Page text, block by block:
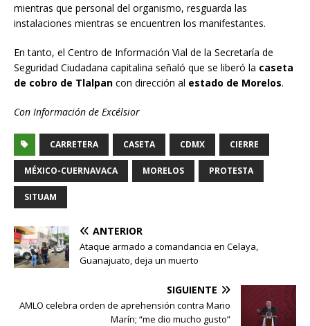
mientras que personal del organismo, resguarda las
instalaciones mientras se encuentren los manifestantes.
En tanto, el Centro de Información Vial de la Secretaría de
Seguridad Ciudadana capitalina señaló que se liberó la caseta
de cobro de Tlalpan con dirección al estado de Morelos.
Con Información de Excélsior
CARRETERA CASETA CDMX CIERRE
MÉXICO-CUERNAVACA MORELOS PROTESTA
SITUAM
ANTERIOR
Ataque armado a comandancia en Celaya,
Guanajuato, deja un muerto
SIGUIENTE
AMLO celebra orden de aprehensión contra Mario
Marín; “me dio mucho gusto”